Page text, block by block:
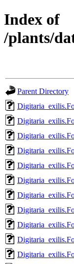
Index of
/plants/
Parent Directory